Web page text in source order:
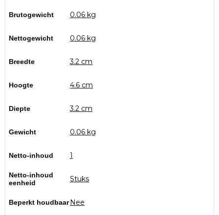
Brutogewicht 0.06 kg
Nettogewicht 0.06 kg
Breedte 3.2 cm
Hoogte 4.6 cm
Diepte 3.2 cm
Gewicht 0.06 kg
Netto-inhoud 1
Netto-inhoud
eenheid
Stuks
Beperkt houdbaarNee